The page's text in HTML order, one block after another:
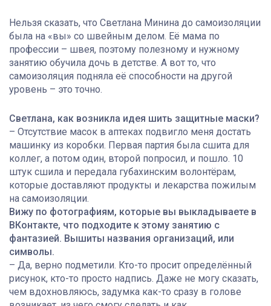
Нельзя сказать, что Светлана Минина до самоизоляции
была на «вы» со швейным делом. Её мама по
профессии – швея, поэтому полезному и нужному
занятию обучила дочь в детстве. А вот то, что
самоизоляция подняла её способности на другой
уровень – это точно.
Светлана, как возникла идея шить защитные маски?
– Отсутствие масок в аптеках подвигло меня достать
машинку из коробки. Первая партия была сшита для
коллег, а потом один, второй попросил, и пошло. 10
штук сшила и передала губахинским волонтёрам,
которые доставляют продукты и лекарства пожилым
на самоизоляции.
Вижу по фотографиям, которые вы выкладываете в
ВКонтакте, что подходите к этому занятию с
фантазией. Вышиты названия организаций, или
символы.
– Да, верно подметили. Кто-то просит определённый
рисунок, кто-то просто надпись. Даже не могу сказать,
чем вдохновляюсь, задумка как-то сразу в голове